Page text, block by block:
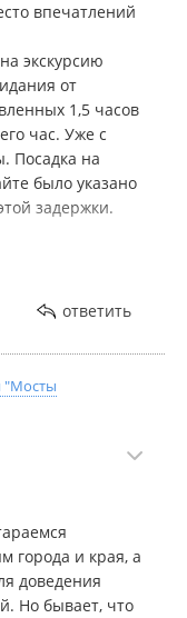
впечатлений
экскурсию
от
1,5 часов
час. Уже с
Посадка на
было указано
задержки.
что нет.
подтвердила
билеты
за этой
чтобы
нас на сайт,
и грубости.
состоянии.
Создалось
ответить
"Мосты
города и края, а
доведения
Но бывает, что